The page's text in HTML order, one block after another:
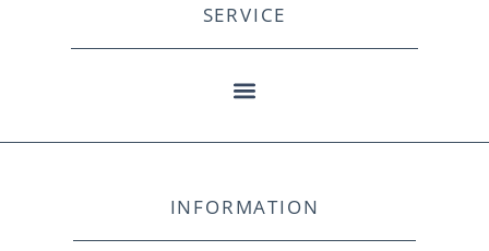
SERVICE
INFORMATION